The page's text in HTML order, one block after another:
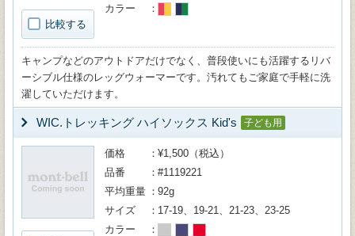
比較する
カラー
キャンプなどのアウトドアだけでなく、普段使いにも活躍するリバ
ーシブル仕様のレッグウォーマーです。汚れてもご家庭で手軽に洗
濯していただけます。
WIC.トレッキング ハイソックス Kid's 子ども用
価格
¥1,500（税込）
品番
#1119221
平均重量
92g
サイズ
17-19、19-21、21-23、23-25
カラー